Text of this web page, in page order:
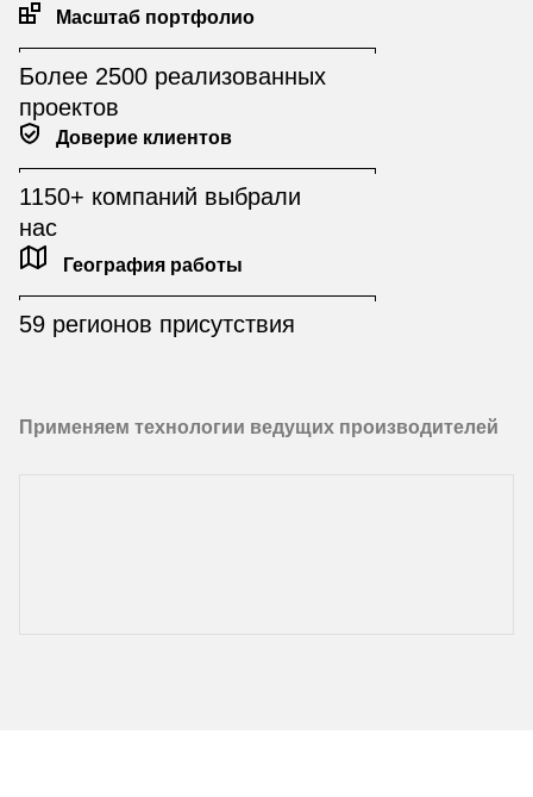
Масштаб портфолио
Более 2500 реализованных
проектов
Доверие клиентов
1150+ компаний выбрали
нас
География работы
59 регионов присутствия
Применяем технологии ведущих производителей